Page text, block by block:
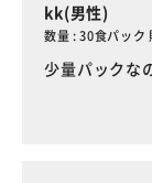
kk(男性)
数量 : 30食パック
少量パックな